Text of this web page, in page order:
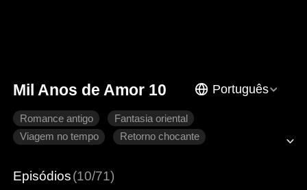
Mil Anos de Amor 10 Português
Romance antigo
Fantasia oriental
Viagem no tempo
Retorno chocante
Episódios(10/71)